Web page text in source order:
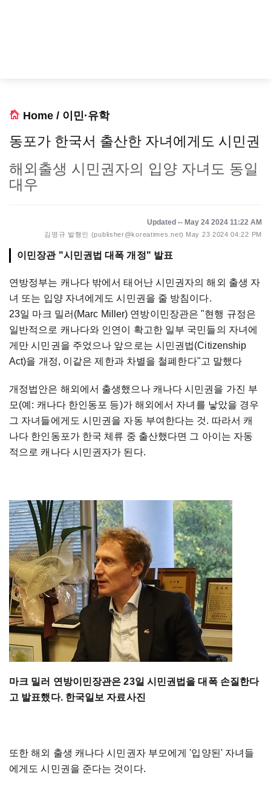
Home / 이민·유학
동포가 한국서 출산한 자녀에게도 시민권
해외출생 시민권자의 입양 자녀도 동일
대우
Updated -- May 24 2024 11:22 AM
김명규 발행인 (publisher@koreatimes.net) May 23 2024 04:22 PM
이민장관 "시민권법 대폭 개정" 발표
연방정부는 캐나다 밖에서 태어난 시민권자의 해외 출생 자
녀 또는 입양 자녀에게도 시민권을 줄 방침이다.
23일 마크 밀러(Marc Miller) 연방이민장관은 "현행 규정은
일반적으로 캐나다와 인연이 확고한 일부 국민들의 자녀에
게만 시민권을 주었으나 앞으로는 시민권법(Citizenship
Act)을 개정, 이같은 제한과 차별을 철폐한다"고 말했다
개정법안은 해외에서 출생했으나 캐나다 시민권을 가진 부
모(예: 캐나다 한인동포 등)가 해외에서 자녀를 낳았을 경우
그 자녀들에게도 시민권을 자동 부여한다는 것. 따라서 캐
나다 한인동포가 한국 체류 중 출산했다면 그 아이는 자동
적으로 캐나다 시민권자가 된다.
마크 밀러 연방이민장관은 23일 시민권법을 대폭 손질한다
고 발표했다. 한국일보 자료사진
또한 해외 출생 캐나다 시민권자 부모에게 '입양된' 자녀들
에게도 시민권을 준다는 것이다.